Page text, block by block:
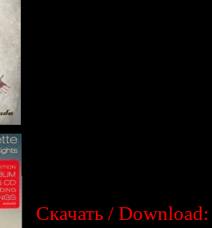
Скачать / Download: